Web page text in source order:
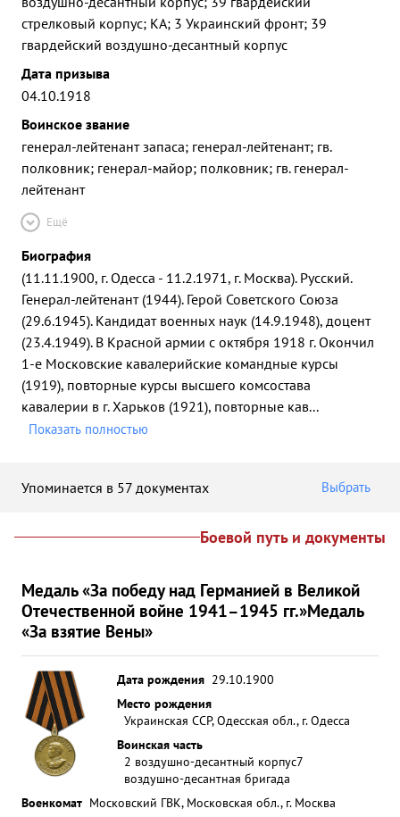
стрелковый корпус; КА; 3 Украинский фронт; 39
гвардейский воздушно-десантный корпус
Дата призыва
04.10.1918
Воинское звание
генерал-лейтенант запаса; генерал-лейтенант; гв.
полковник; генерал-майор; полковник; гв. генерал-
лейтенант
Ещё
Биография
(11.11.1900, г. Одесса - 11.2.1971, г. Москва). Русский.
Генерал-лейтенант (1944). Герой Советского Союза
(29.6.1945). Кандидат военных наук (14.9.1948), доцент
(23.4.1949). В Красной армии с октября 1918 г. Окончил
1-е Московские кавалерийские командные курсы
(1919), повторные курсы высшего комсостава
кавалерии в г. Харьков (1921), повторные кав...
Показать полностью
Упоминается в 57 документах Выбрать
Боевой путь и документы
Медаль «За победу над Германией в Великой
Отечественной войне 1941–1945 гг.»Медаль
«За взятие Вены»
Дата рождения 29.10.1900
Место рождения
Украинская ССР, Одесская обл., г. Одесса
Воинская часть
2 воздушно-десантный корпус7
воздушно-десантная бригада
Военкомат Московский ГВК, Московская обл., г. Москва